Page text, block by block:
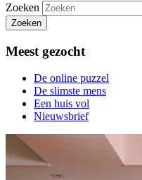
Zoeken
Zoeken
Meest gezocht
De online puzzel
De slimste mens
Een huis vol
Nieuwsbrief